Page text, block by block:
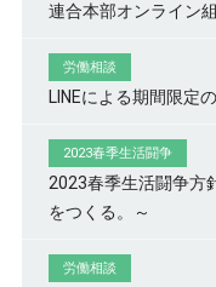
連合本部オンライン
労働相談
LINEによる期間限定
2023春季生活闘争
2023春季生活闘争方
をつくる。～
労働相談